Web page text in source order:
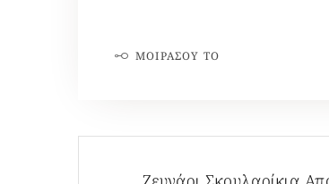
ΜΟΙΡΆΣΟΥ ΤΟ